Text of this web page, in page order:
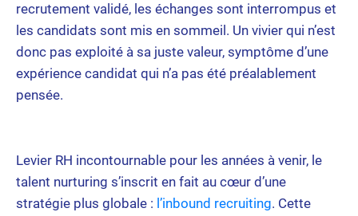
recrutement validé, les échanges sont interrompus et
les candidats sont mis en sommeil. Un vivier qui n’est
donc pas exploité à sa juste valeur, symptôme d’une
expérience candidat qui n’a pas été préalablement
pensée.
Levier RH incontournable pour les années à venir, le
talent nurturing s’inscrit en fait au cœur d’une
stratégie plus globale : l’inbound recruiting. Cette